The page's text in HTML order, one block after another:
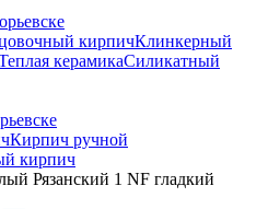
кирпичКлинкерный
керамикаСиликатный
Кирпич ручной
кирпич
Рязанский 1 NF гладкий